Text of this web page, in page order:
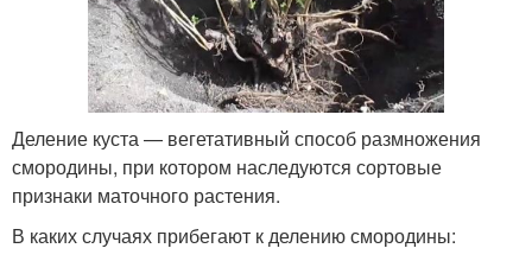
Деление куста — вегетативный способ размножения
смородины, при котором наследуются сортовые
признаки маточного растения.
В каких случаях прибегают к делению смородины: